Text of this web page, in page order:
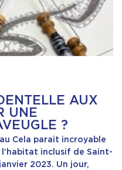
AUX
UNE
?
Cela parait incroyable
inclusif de Saint-
2023. Un jour,